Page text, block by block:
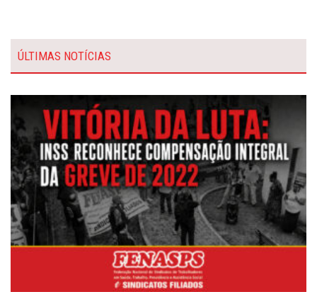
ÚLTIMAS NOTÍCIAS